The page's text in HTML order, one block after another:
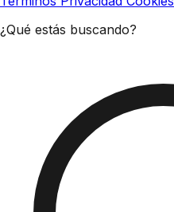
¿Qué estás buscando?